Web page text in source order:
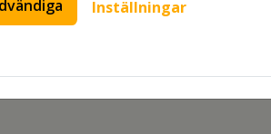
Sidan du sökte kan ha blivit
Inställningar